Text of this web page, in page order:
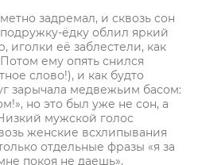
задремал, и сквозь сон
ёдку облил яркий
иголки её заблестели, как
ему опять снился
слово!), и как будто
зарычала медвежьим басом:
но это был уже не сон, а
мужской голос
женские всхлипывания
отдельные фразы «я за
покоя не даешь»,